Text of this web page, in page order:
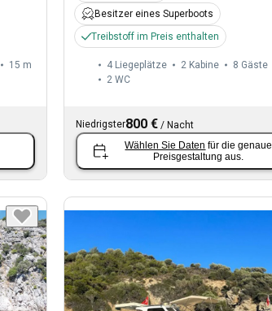
15 m
Besitzer eines Superboots
Treibstoff im Preis enthalten
4 Liegeplätze 2 Kabine 8 Gäste
2 WC
Niedrigster800 €/ Nacht
Wählen Sie Daten für die genaue
Preisgestaltung aus.